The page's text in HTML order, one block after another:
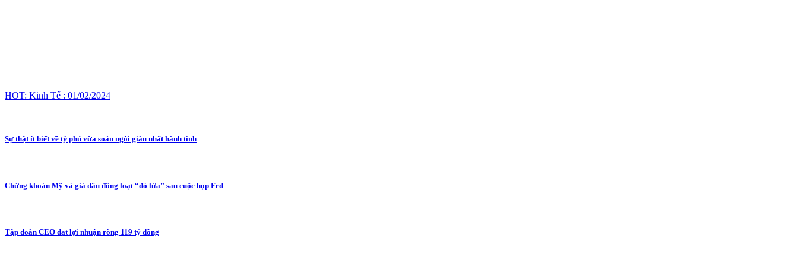
HOT: Kinh Tế : 01/02/2024
Sự thật ít biết về tỷ phú vừa soán ngôi giàu nhất hành tinh
Chứng khoán Mỹ và giá dầu đồng loạt “đỏ lửa” sau cuộc họp Fed
Tập đoàn CEO đạt lợi nhuận ròng 119 tỷ đồng